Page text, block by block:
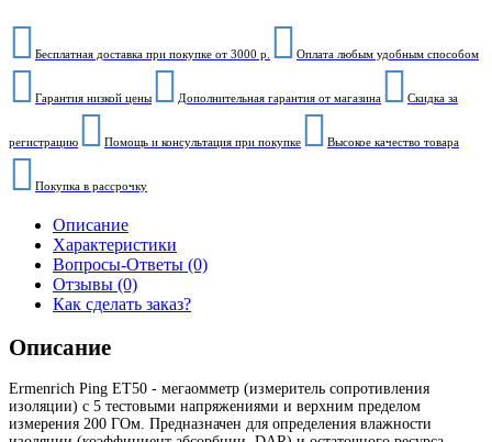
Бесплатная доставка при покупке от 3000 р. Оплата любым удобным способом
Гарантия низкой цены Дополнительная гарантия от магазина Скидка за
регистрацию Помощь и консультация при покупке Высокое качество товара
Покупка в рассрочку
Описание
Характеристики
Вопросы-Ответы (0)
Отзывы (0)
Как сделать заказ?
Описание
Ermenrich Ping ET50 - мегаомметр (измеритель сопротивления
изоляции) с 5 тестовыми напряжениями и верхним пределом
измерения 200 ГОм. Предназначен для определения влажности